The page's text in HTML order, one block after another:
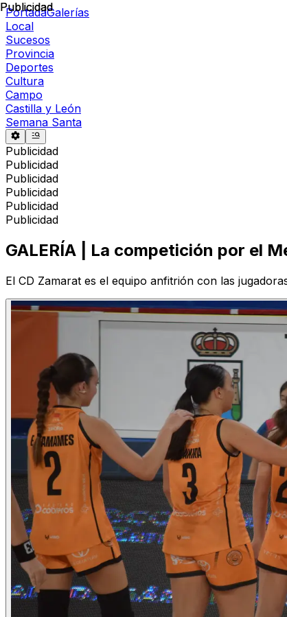
PortadaGalerías
Local
Sucesos
Provincia
Deportes
Cultura
Campo
Castilla y León
Semana Santa
Publicidad
Publicidad
Publicidad
Publicidad
Publicidad
Publicidad
Publicidad
GALERÍA | La competición por el
El CD Zamarat es el equipo anfitrión con las
Publicidad